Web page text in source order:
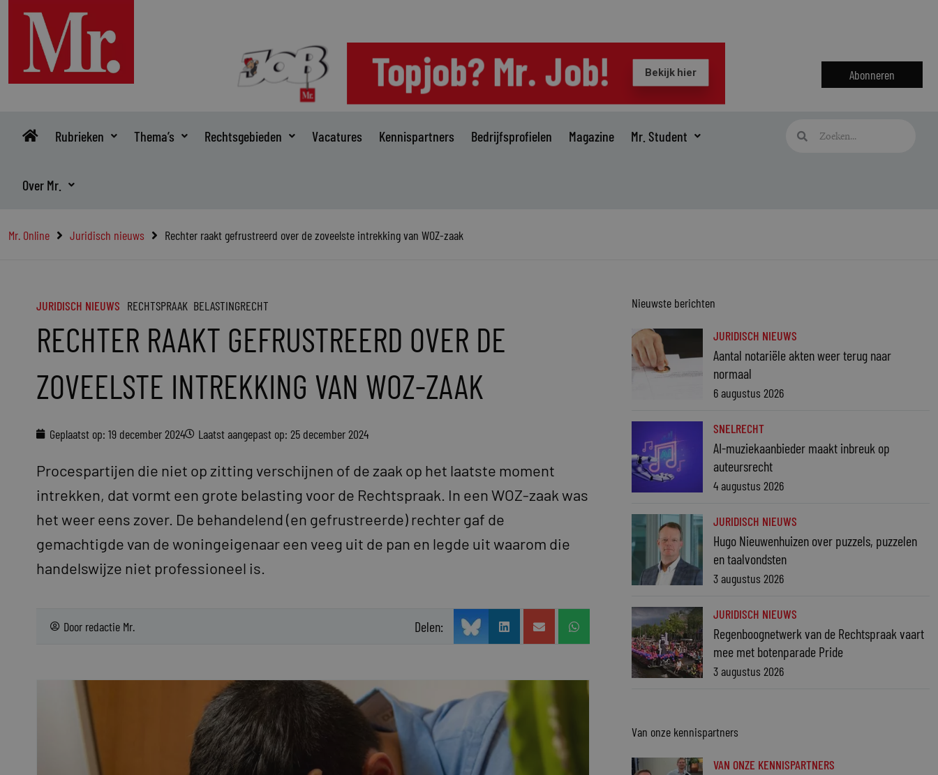
inhoud
Abonneren
Rubrieken Thema’s Rechtsgebieden Vacatures Kennispartners Bedrijfsprofielen Magazine Mr. Student
Over Mr.
Zoeken
Mr. Online Juridisch nieuws Rechter raakt gefrustreerd over de zoveelste intrekking van WOZ-zaak
JURIDISCH NIEUWS RECHTSPRAAK BELASTINGRECHT
RECHTER RAAKT GEFRUSTREERD OVER DE
ZOVEELSTE INTREKKING VAN WOZ-ZAAK
Geplaatst op: 19 december 2024 Laatst aangepast op: 25 december 2024
Procespartijen die niet op zitting verschijnen of de zaak op het laatste moment
intrekken, dat vormt een grote belasting voor de Rechtspraak. In een WOZ-zaak was
het weer eens zover. De behandelend (en gefrustreerde) rechter gaf de
gemachtigde van de woningeigenaar een veeg uit de pan en legde uit waarom die
handelswijze niet professioneel is.
Door redactie Mr. Delen:
Nieuwste berichten
JURIDISCH NIEUWS
Aantal notariële akten weer terug naar
normaal
6 augustus 2026
SNELRECHT
AI-muziekaanbieder maakt inbreuk op
auteursrecht
4 augustus 2026
JURIDISCH NIEUWS
Hugo Nieuwenhuizen over puzzels, puzzelen
en taalvondsten
3 augustus 2026
JURIDISCH NIEUWS
Regenboognetwerk van de Rechtspraak vaart
mee met botenparade Pride
3 augustus 2026
Van onze kennispartners
VAN ONZE KENNISPARTNERS